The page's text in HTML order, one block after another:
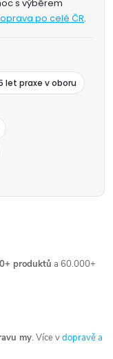
s výběrem
po celé ČR.
let praxe v oboru
produktů a 60.000+
my. Více vdopravě a